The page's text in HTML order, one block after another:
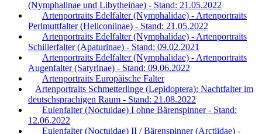
(Nymphalinae und Libytheinae) - Stand: 21.05.2022
Artenportraits Edelfalter (Nymphalidae) - Artenportraits
Perlmuttfalter (Heliconiinae) - Stand: 21.05.2022
Artenportraits Edelfalter (Nymphalidae) - Artenportraits
Schillerfalter (Apaturinae) - Stand: 09.02.2021
Artenportraits Edelfalter (Nymphalidae) - Artenportraits
Augenfalter (Satyrinae) - Stand: 09.06.2022
Artenportraits Europäische Falter
Artenportraits Schmetterlinge (Lepidoptera): Nachtfalter im
deutschsprachigen Raum - Stand: 21.08.2022
Eulenfalter (Noctuidae) I ohne Bärenspinner - Stand:
12.06.2022
Eulenfalter (Noctuidae) II / Bärenspinner (Arctiidae) -